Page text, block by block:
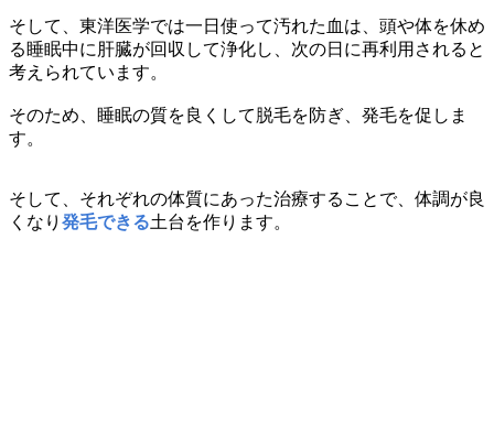
そして、東洋医学では一日使って汚れた血は、頭や体を休め
る睡眠中に肝臓が回収して浄化し、次の日に再利用されると
考えられています。
そのため、睡眠の質を良くして脱毛を防ぎ、発毛を促しま
す。
そして、それぞれの体質にあった治療することで、体調が良
くなり 発毛できる土台を作ります。